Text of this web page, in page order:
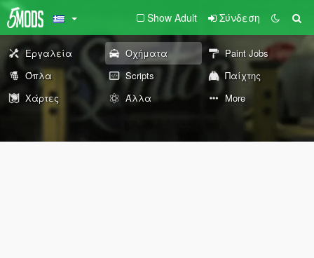
Show Adult Σύνδεση
Εργαλεία Οχήματα
Paint Jobs
Όπλα
Scripts
Παίχτης
Χάρτες
Άλλα More